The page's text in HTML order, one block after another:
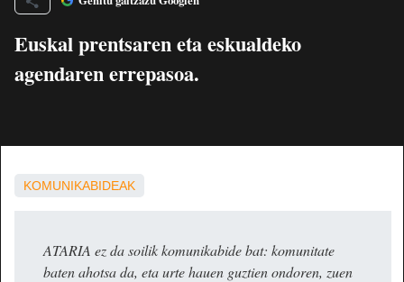
Euskal prentsaren eta eskualdeko
agendaren errepasoa.
KOMUNIKABIDEAK
ATARIA ez da soilik komunikabide bat: komunitate
baten ahotsa da, eta urte hauen guztien ondoren, zuen